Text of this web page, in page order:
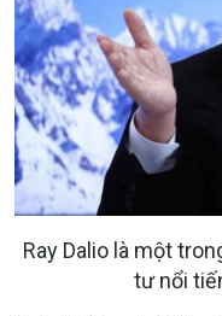
Ray Dalio là một
tư nổi